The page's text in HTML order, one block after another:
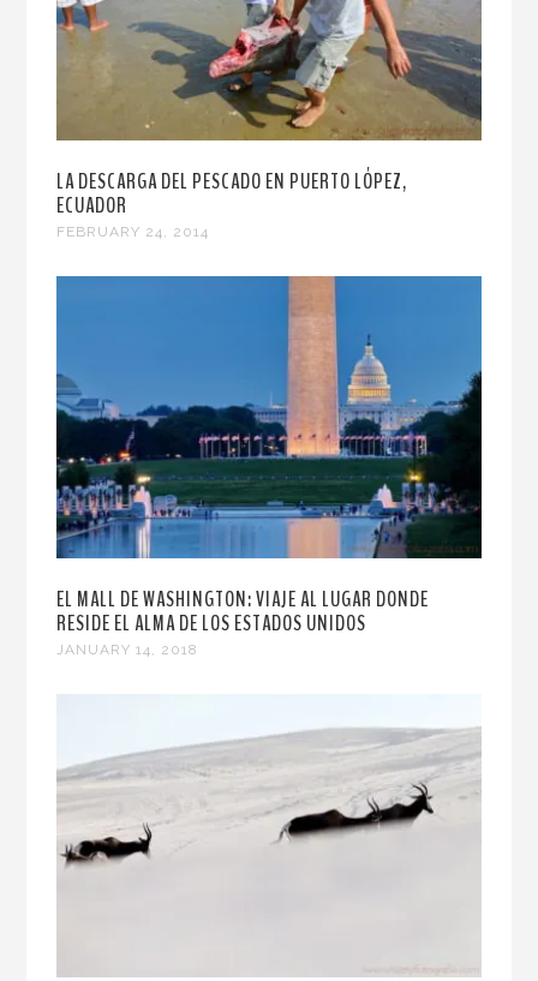
LA DESCARGA DEL PESCADO EN PUERTO LÓPEZ,
ECUADOR
FEBRUARY 24, 2014
EL MALL DE WASHINGTON: VIAJE AL LUGAR DONDE
RESIDE EL ALMA DE LOS ESTADOS UNIDOS
JANUARY 14, 2018